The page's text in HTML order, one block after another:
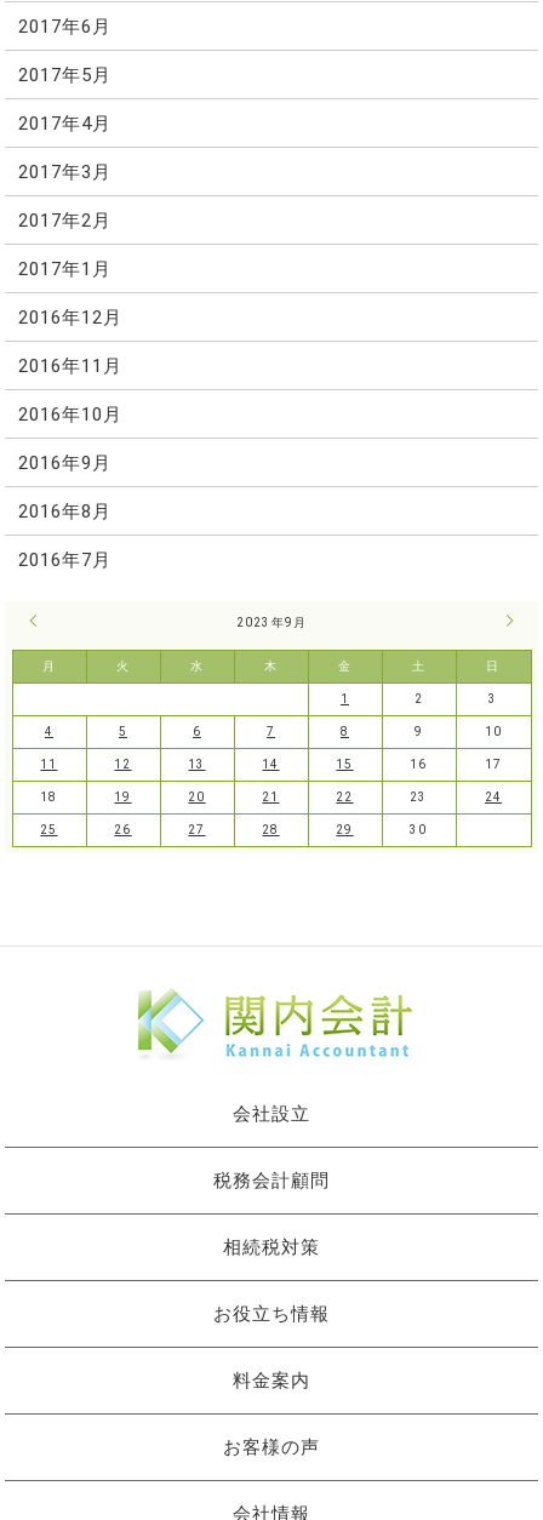
2017年6月
2017年5月
2017年4月
2017年3月
2017年2月
2017年1月
2016年12月
2016年11月
2016年10月
2016年9月
2016年8月
2016年7月
2023年9月
月 火 水 木 金 土 日
10
1 2 3
4 5 6 7 8 9 10
11 12 13 14 15 16 17
18 19 20 21 22 23 24
25 26 27 28 29 30
会社設立
税務会計顧問
相続税対策
お役立ち情報
料金案内
お客様の声
会社情報